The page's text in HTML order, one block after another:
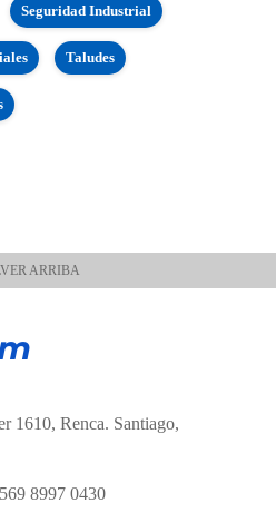
Seguridad Industrial
Taludes
ARRIBA
1610, Renca. Santiago,
8997 0430